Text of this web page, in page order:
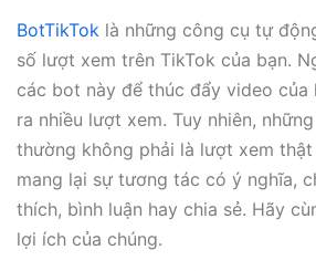
BotTikTok là những công cụ tự
số lượt xem trên TikTok của bạn.
các bot này để thúc đẩy video của
ra nhiều lượt xem. Tuy nhiên,
thường không phải là lượt xem
mang lại sự tương tác có ý nghĩa,
thích, bình luận hay chia sẻ. Hãy
lợi ích của chúng.